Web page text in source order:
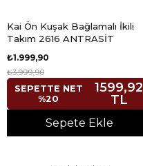
Kai Ön Kuşak Bağlamalı İkili
Takım 2616 ANTRASİT
₺1.999,90
₺3.999,90
SEPETTE NET
%20
1599,92
TL
Sepete Ekle